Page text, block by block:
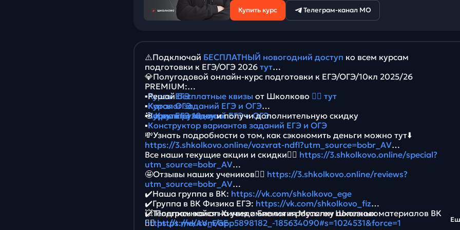
Купить курс Телеграм-канал МО
⚠️Подключай БЕСПЛАТНЫЙ новогодний доступ ко всем курсам
подготовки к ЕГЭ/ОГЭ 2026 тут
💎Полугодовой онлайн-курс подготовки к ЕГЭ/ОГЭ/10кл 2025/26
PREMIUM:
▪️Курсы ЕГЭ
▪️Курсы ОГЭ
▪️Курсы ЕГЭ 10 класс
▪️Решайбесплатные квизы от Школково 👉🏻 тут
▪️Каталог заданий ЕГЭ и ОГЭ
▪️Варианты заданий ЕГЭ и ОГЭ
▪️Конструктор вариантов заданий ЕГЭ и ОГЭ
🎯Крути рулеткуи получи дополнительную скидку
💸Узнать подробности о том, как сэкономить деньги можно тут⬇️
https://3.shkolkovo.online/vozvrat-ndfl?utm_source=bobr_AV
Все наши текущие акции и скидки👉🏻 https://3.shkolkovo.online/special?
utm_source=bobr_AV
🤩Отзывы наших учеников👉🏻 https://3.shkolkovo.online/reviews?
utm_source=bobr_AV
✔️Наша группа в ВК: https://vk.com/shkolkovo_ege
✔️Группа в ВК Физика ЕГЭ: https://vk.com/shkolkovo_fiz
✔️Телеграм-канал Химия и Биология Мутаген Школково:
https://t.me/AV_EGE
💥 Подписывайся на уведомления и рассылку полезных материалов ВК
👉🏻https://vk.com/app5898182_-185634090#s=1024531&force=1